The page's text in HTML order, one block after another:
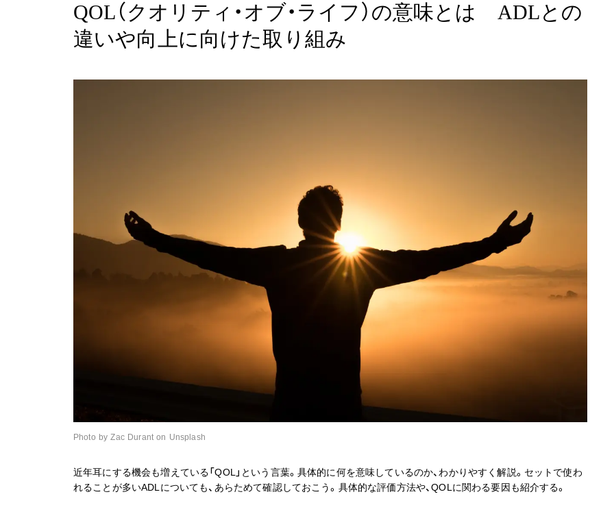
QOL（クオリティ・オブ・ライフ）の意味とは ADLとの
違いや向上に向けた取り組み
Photo by Zac Durant on Unsplash
近年耳にする機会も増えている「QOL」という言葉。具体的に何を意味しているのか、わかりやすく解説。セットで使わ
れることが多いADLについても、あらためて確認しておこう。具体的な評価方法や、QOLに関わる要因も紹介する。